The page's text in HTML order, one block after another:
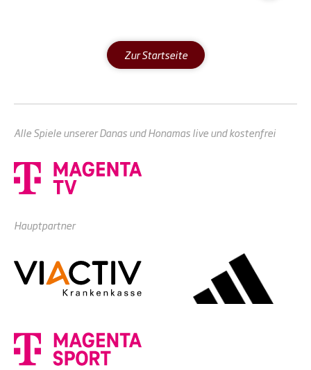
Zur Startseite
Alle Spiele unserer Danas und Honamas live und kostenfrei
Hauptpartner